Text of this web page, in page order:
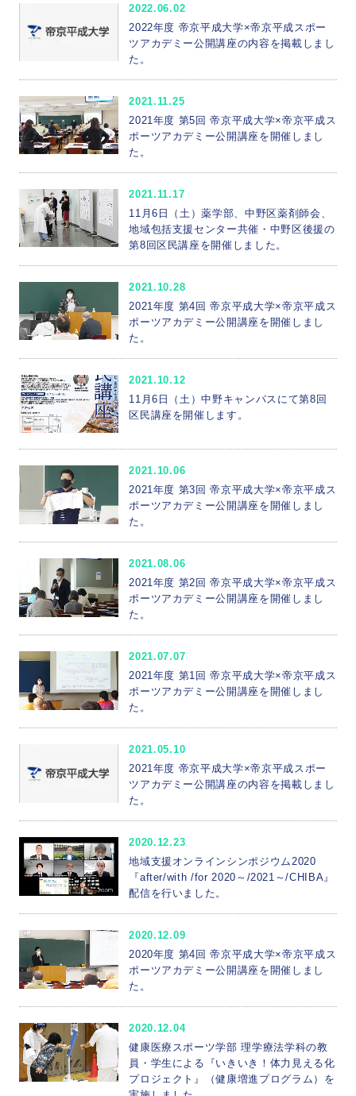
2022.06.02
2022年度 帝京平成大学×帝京平成スポー
ツアカデミー公開講座の内容を掲載しまし
た。
2021.11.25
2021年度 第5回 帝京平成大学×帝京平成ス
ポーツアカデミー公開講座を開催しまし
た。
2021.11.17
11月6日（土）薬学部、中野区薬剤師会、
地域包括支援センター共催・中野区後援の
第8回区民講座を開催しました。
2021.10.28
2021年度 第4回 帝京平成大学×帝京平成ス
ポーツアカデミー公開講座を開催しまし
た。
2021.10.12
11月6日（土）中野キャンパスにて第8回
区民講座を開催します。
2021.10.06
2021年度 第3回 帝京平成大学×帝京平成ス
ポーツアカデミー公開講座を開催しまし
た。
2021.08.06
2021年度 第2回 帝京平成大学×帝京平成ス
ポーツアカデミー公開講座を開催しまし
た。
2021.07.07
2021年度 第1回 帝京平成大学×帝京平成ス
ポーツアカデミー公開講座を開催しまし
た。
2021.05.10
2021年度 帝京平成大学×帝京平成スポー
ツアカデミー公開講座の内容を掲載しまし
た。
2020.12.23
地域支援オンラインシンポジウム2020
『after/with /for 2020～/2021～/CHIBA』
配信を行いました。
2020.12.09
2020年度 第4回 帝京平成大学×帝京平成ス
ポーツアカデミー公開講座を開催しまし
た。
2020.12.04
健康医療スポーツ学部 理学療法学科の教
員・学生による『いきいき！体力見える化
プロジェクト』（健康増進プログラム）を